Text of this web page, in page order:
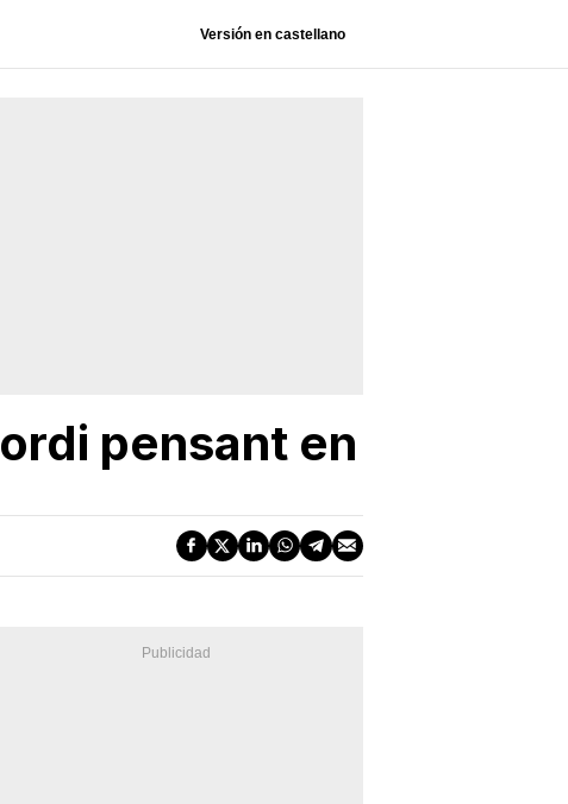
Versión en castellano
pensant en